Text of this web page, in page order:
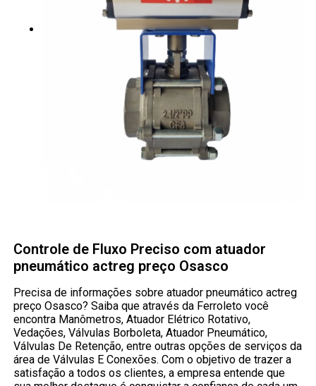
Controle de Fluxo Preciso com atuador
pneumático actreg preço Osasco
Precisa de informações sobre atuador pneumático actreg
preço Osasco? Saiba que através da Ferroleto você
encontra Manômetros, Atuador Elétrico Rotativo,
Vedações, Válvulas Borboleta, Atuador Pneumático,
Válvulas De Retenção, entre outras opções de serviços da
área de Válvulas E Conexões. Com o objetivo de trazer a
satisfação a todos os clientes, a empresa entende que